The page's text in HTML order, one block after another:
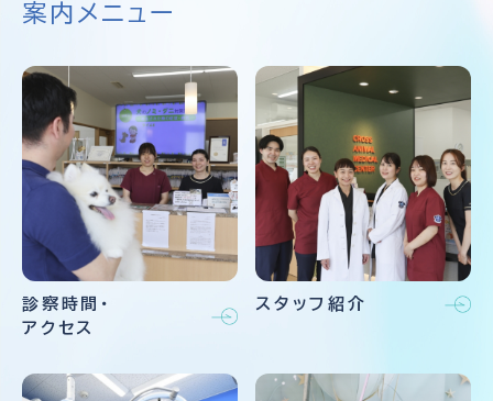
案内メニュー
診察時間・
アクセス
スタッフ紹介